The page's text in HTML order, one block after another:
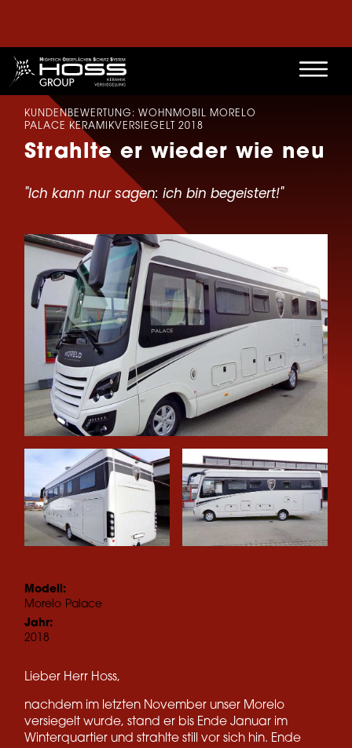
KUNDENBEWERTUNG: WOHNMOBIL MORELO
PALACE KERAMIKVERSIEGELT 2018
Strahlte er wieder wie neu
"Ich kann nur sagen: ich bin begeistert!"
Modell:
Morelo Palace
Jahr:
2018
Lieber Herr Hoss,
nachdem im letzten November unser Morelo
versiegelt wurde, stand er bis Ende Januar im
Winterquartier und strahlte still vor sich hin. Ende